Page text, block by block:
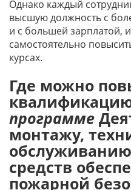
Однако каждый
высшую должность с
и с большей зарплатой,
самостоятельно
курсах.
Где можно
программе
монтажу,
средств
пожарной